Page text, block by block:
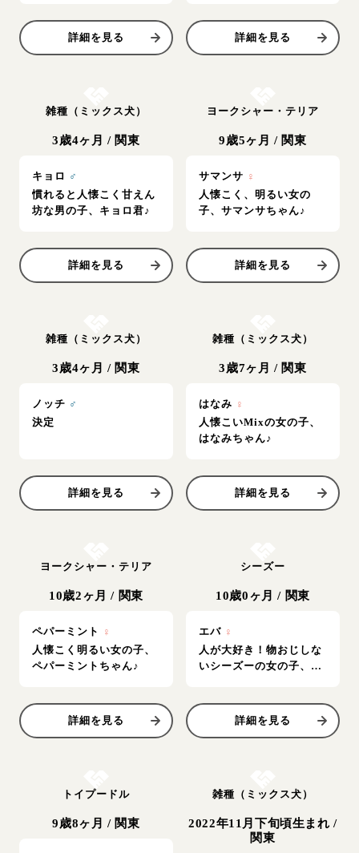
詳細を見る 詳細を見る
雑種（ミックス犬）
3歳4ヶ月 / 関東
キョロ ♂
慣れると人懐こく甘えん
坊な男の子、キョロ君♪
詳細を見る
ヨークシャー・テリア
9歳5ヶ月 / 関東
サマンサ ♀
人懐こく、明るい女の
子、サマンサちゃん♪
詳細を見る
雑種（ミックス犬）
3歳4ヶ月 / 関東
ノッチ ♂
決定
詳細を見る
雑種（ミックス犬）
3歳7ヶ月 / 関東
はなみ ♀
人懐こいMixの女の子、
はなみちゃん♪
詳細を見る
ヨークシャー・テリア
10歳2ヶ月 / 関東
ペパーミント
♀
人懐こく明るい女の子、
ペパーミントちゃん♪
詳細を見る
シーズー
10歳0ヶ月 / 関東
エバ ♀
人が大好き！物おじしな
いシーズーの女の子、エ
詳細を見る
トイプードル
9歳8ヶ月 / 関東
雑種（ミックス犬）
2022年11月下旬頃生まれ/
関東